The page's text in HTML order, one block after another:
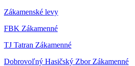
Zákamenské levy
FBK Zákamenné
TJ Tatran Zákamenné
Dobrovoľný Hasičský Zbor Zákamenné